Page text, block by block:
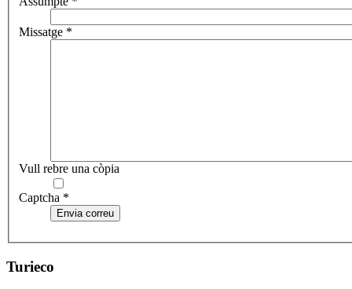
Missatge *
Vull rebre una còpia
Captcha *
Envia correu
Turieco